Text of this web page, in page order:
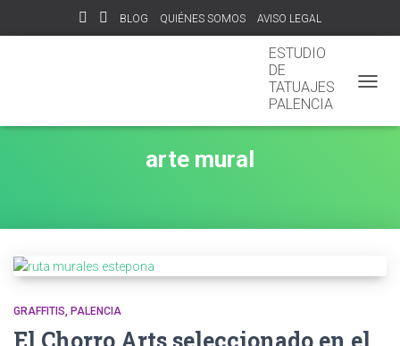
BLOG QUIÉNES SOMOS AVISO LEGAL
ESTUDIO
DE
TATUAJES
PALENCIA
arte mural
GRAFFITIS PALENCIA